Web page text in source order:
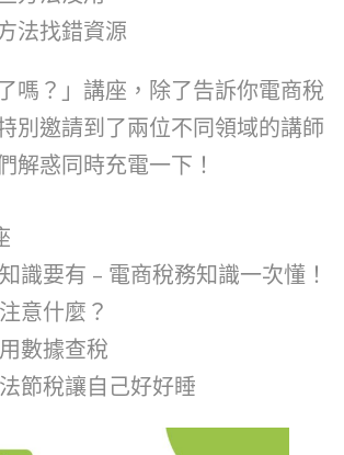
法找錯資源
嗎？」講座，除了告訴你電商稅
別邀請到了兩位不同領域的講師
解惑同時充電一下！
識要有 – 電商稅務知識一次懂！
意什麼？
數據查稅
節稅讓自己好好睡